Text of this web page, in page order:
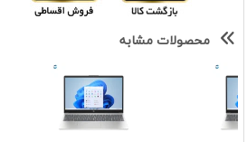
محصولات مشابه